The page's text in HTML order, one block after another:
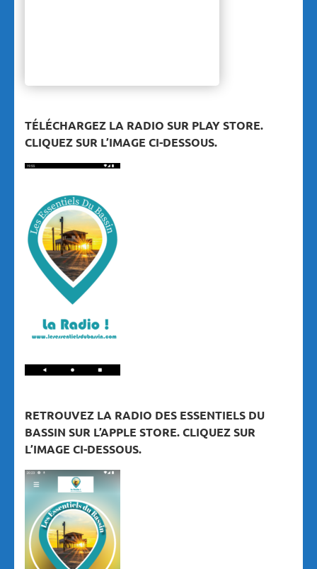
TÉLÉCHARGEZ LA RADIO SUR PLAY STORE.
CLIQUEZ SUR L’IMAGE CI-DESSOUS.
RETROUVEZ LA RADIO DES ESSENTIELS DU
BASSIN SUR L’APPLE STORE. CLIQUEZ SUR
L’IMAGE CI-DESSOUS.